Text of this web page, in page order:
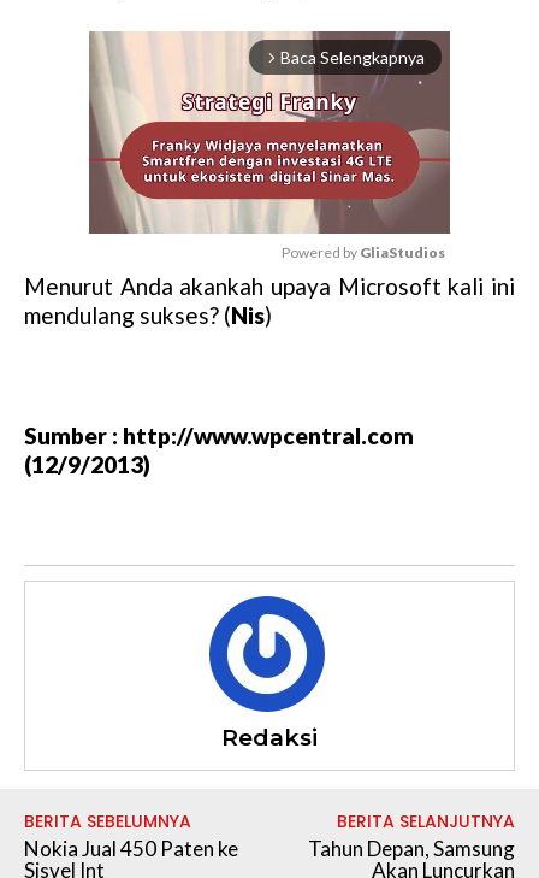
arrow_forward_ios Baca Selengkapnya
M
Powered by GliaStudios
Menurut Anda akankah upaya Microsoft kali ini
mendulang sukses? (Nis)
Sumber : http://www.wpcentral.com
(12/9/2013)
Redaksi
BERITA SEBELUMNYA
Nokia Jual 450 Paten ke
Sisvel Int
BERITA SELANJUTNYA
Tahun Depan, Samsung
Akan Luncurkan